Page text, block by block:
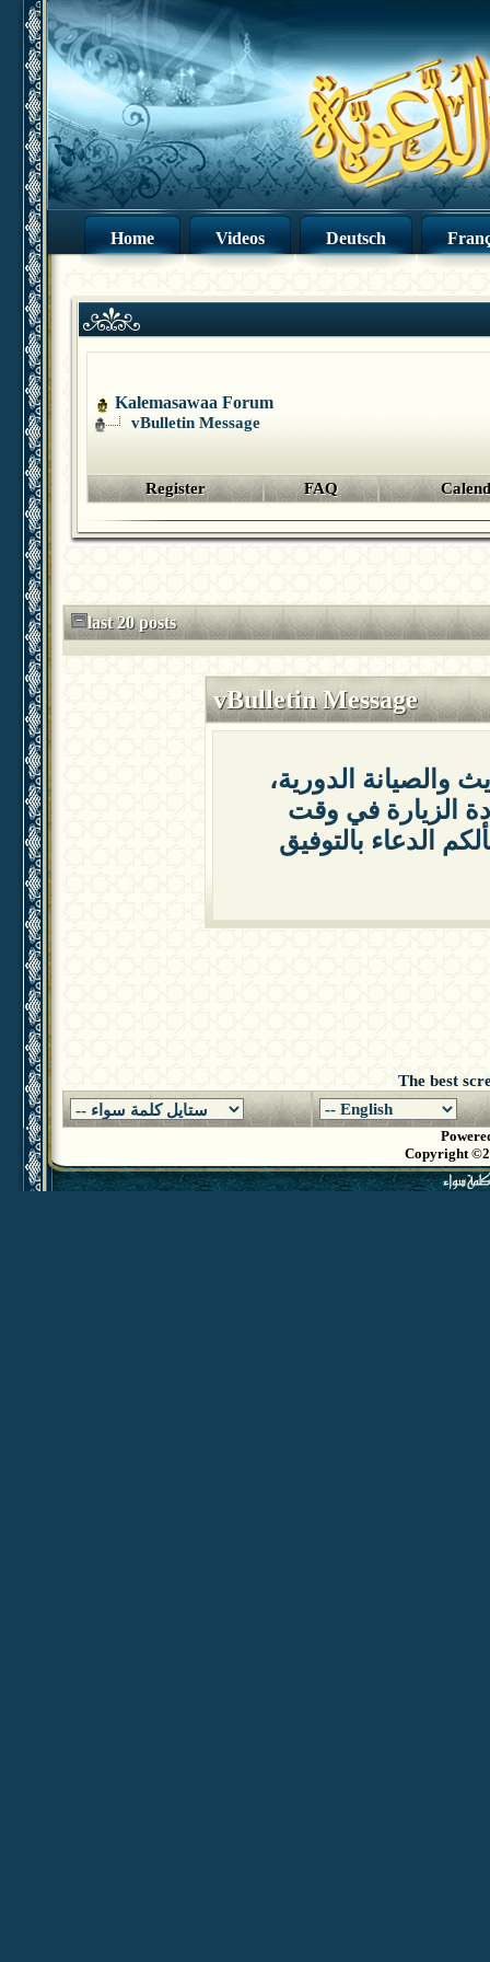
Home Videos Deutsch
Kalemasawaa Forum
vBulletin Message
Register FAQ
last 20 posts
vBulletin Message
والصيانة الدورية،
الزيارة في وقت
الدعاء بالتوفيق
The best
Copyright